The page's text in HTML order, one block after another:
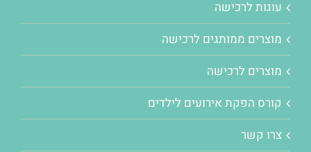
עוגות לרכישה
מוצרים ממותגים לרכישה
מוצרים לרכישה
קורס הפקת אירועים לילדים
צרו קשר